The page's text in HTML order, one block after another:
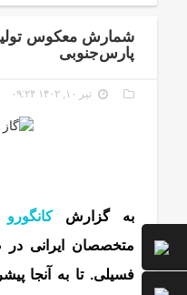
پارس‏‏‏‏‏‌جنوبی
تیر ۱۰, ۱۴۰۲ ۰۹:۲۴
به گزارشکانگورو
متخصصان ایرانی
فسیلی. تا به آنجا